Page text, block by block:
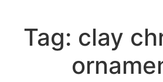
Tag: clay